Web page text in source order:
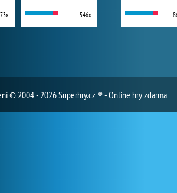
546x
© 2004 - 2026 Superhry.cz ® - Online hry zdarma